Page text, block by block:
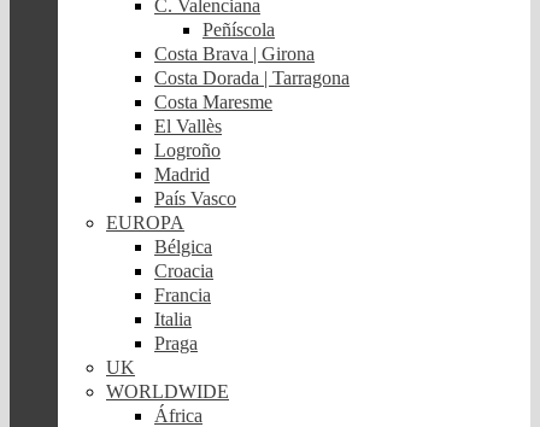
C. Valenciana
Peñíscola
Costa Brava | Girona
Costa Dorada | Tarragona
Costa Maresme
El Vallès
Logroño
Madrid
País Vasco
EUROPA
Bélgica
Croacia
Francia
Italia
Praga
UK
WORLDWIDE
África